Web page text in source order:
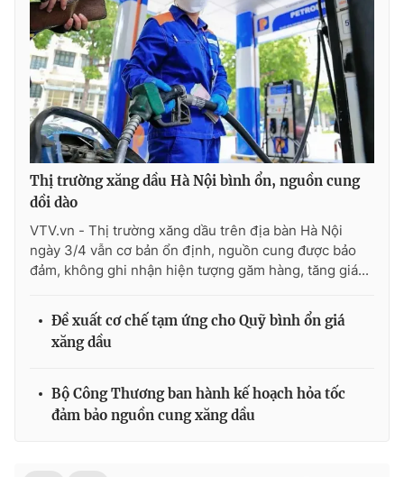
Thị trường xăng dầu Hà Nội bình ổn, nguồn cung
dồi dào
VTV.vn - Thị trường xăng dầu trên địa bàn Hà Nội
ngày 3/4 vẫn cơ bản ổn định, nguồn cung được bảo
đảm, không ghi nhận hiện tượng găm hàng, tăng giá...
Đề xuất cơ chế tạm ứng cho Quỹ bình ổn giá
xăng dầu
Bộ Công Thương ban hành kế hoạch hỏa tốc
đảm bảo nguồn cung xăng dầu